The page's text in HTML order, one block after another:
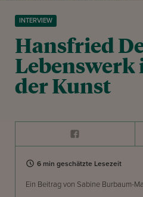
INTERVIEW
Hansfried
Lebenswerk
der Kunst
6 min geschätzte Lesezeit
Ein Beitrag von Sabine Burbaum-